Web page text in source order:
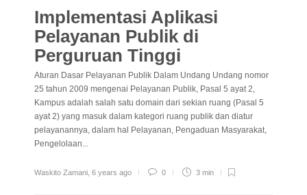
Implementasi Aplikasi
Pelayanan Publik di
Perguruan Tinggi
Aturan Dasar Pelayanan Publik Dalam Undang Undang nomor
25 tahun 2009 mengenai Pelayanan Publik, Pasal 5 ayat 2,
Kampus adalah salah satu domain dari sekian ruang (Pasal 5
ayat 2) yang masuk dalam kategori ruang publik dan diatur
pelayanannya, dalam hal Pelayanan, Pengaduan Masyarakat,
Pengelolaan...
Waskito Zamani 6 years ago 0 3 min